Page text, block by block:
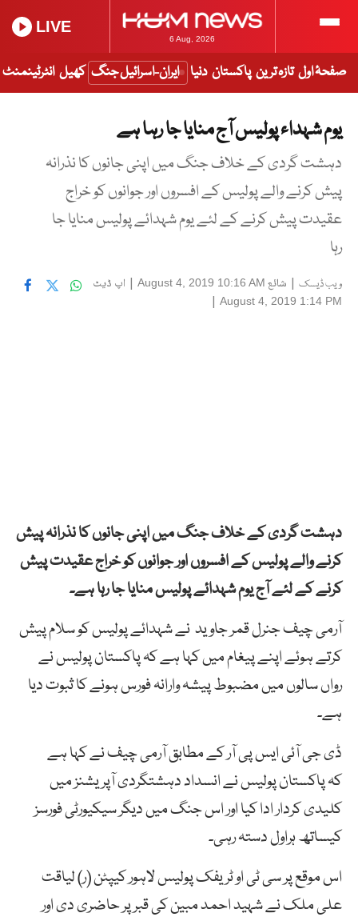
6 Aug, 2026
LIVE
صفحۂ اول تازہ ترین پاکستان دنیا ایران-اسرائیل جنگ کھیل انٹرٹینمنٹ
یوم شہداء پولیس آج منایا جا رہا ہے
دہشت گردی کے خلاف جنگ میں اپنی جانوں کا نذرانہ
پیش کرنے والے پولیس کے افسروں اور جوانوں کو خراج
عقیدت پیش کرنے کے لئے یوم شہدائے پولیس منایا جا
رہا
ویب ڈیسک | شائع August 4, 2019 10:16 AM
| اپ ڈیٹ
August 4, 2019 1:14 PM
|
دہشت گردی کے خلاف جنگ میں اپنی جانوں کا نذرانہ پیش
کرنے والے پولیس کے افسروں اور جوانوں کو خراج عقیدت پیش
کرنے کے لئے آج یوم شہدائے پولیس منایا جا رہا ہے۔
آرمی چیف جنرل قمر جاوید نے شہدائے پولیس کو سلام پیش
کرتے ہوئے اپنے پیغام میں کہا ہے کہ پاکستان پولیس نے
رواں سالوں میں مضبوط پیشہ وارانہ فورس ہونے کا ثبوت دیا
ہے۔
ڈی جی آئی ایس پی آر کے مطابق آرمی چیف نے کہا ہے
کہ پاکستان پولیس نے انسداد دہشتگردی آپریشنز میں
کلیدی کردار ادا کیا اور اس جنگ میں دیگر سیکیورٹی فورسز
کیساتھ ہراول دستہ رہی۔
اس موقع پر سی ٹی او ٹریفک پولیس لاہور کیپٹن (ر) لیاقت
علی ملک نے شہید احمد مبین کی قبر پر حاضری دی اور